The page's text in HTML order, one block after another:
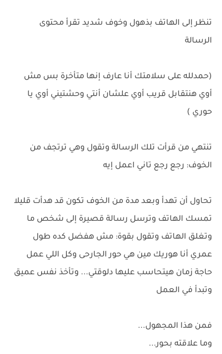
تنظر إلى الهاتف بذهول وخوف شديد تقرأ محتوى
الرسالة
(حمدلله على سلامتك أنا عارف إنها متأخرة بس مش
أوي هنتقابل قريب أوي علشان أنتي وحشتيني أوي يا
حوري )⁩
تنتهي من قرأت تلك الرسالة وتقول وهي ترتجف من
الخوف: رجع رجع تاني اعمل إيه
تحاول أن تهدأ وبعد مدة من الخوف تكون قد هدأت قليلا
تمسك الهاتف وترسل رسالة قصيرة إلى شخص ما
وتغلق الهاتف وتقول بقوة: مش هفضل كده طول
عمري أنا هوريك مين هي حور الجارحى وكل اللي عمل
حاجة زمان هيتحاسب عليها دلوقتي... وتأخذ نفس عميق
وتبدأ في العمل
فمن هذا المجهول...
وما علاقته بحور...